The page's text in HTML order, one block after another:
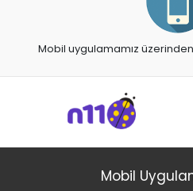
Mobil uygulamamız
Mobil